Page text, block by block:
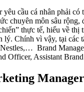
cầu cá nhân phải có
chuyên môn sâu rộng,
thực tế, hiểu về thị
lý. Chính vì vậy, tại các
Brand
Officer, Assistant
Manager